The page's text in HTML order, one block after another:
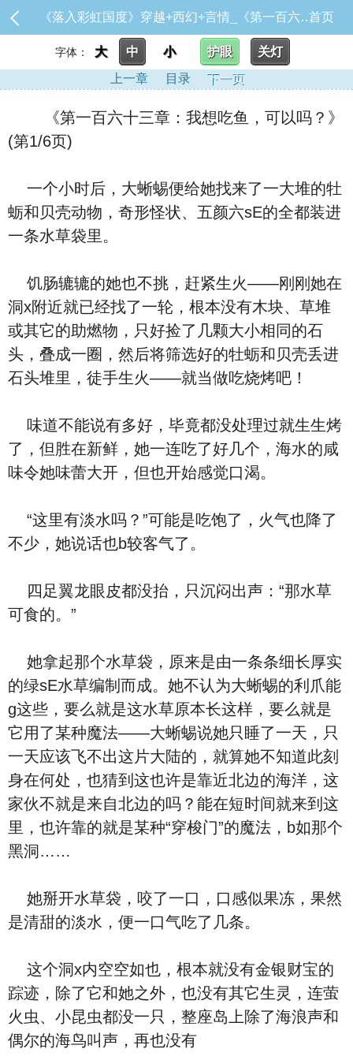
《落入彩虹国度》穿越+西幻+言情_《第一百六十三章：我想吃鱼，可以吗？》首页
字体： 大 中 小 护眼
关灯
上一章
目录 下一页
《第一百六十三章：我想吃鱼，可以吗？》
(第1/6页)
一个小时后，大蜥蜴便给她找来了一大堆的牡
蛎和贝壳动物，奇形怪状、五颜六sE的全都装进
一条水草袋里。
饥肠辘辘的她也不挑，赶紧生火——刚刚她在
洞x附近就已经找了一轮，根本没有木块、草堆
或其它的助燃物，只好捡了几颗大小相同的石
头，叠成一圈，然后将筛选好的牡蛎和贝壳丢进
石头堆里，徒手生火——就当做吃烧烤吧！
味道不能说有多好，毕竟都没处理过就生生烤
了，但胜在新鲜，她一连吃了好几个，海水的咸
味令她味蕾大开，但也开始感觉口渴。
“这里有淡水吗？”可能是吃饱了，火气也降了
不少，她说话也b较客气了。
四足翼龙眼皮都没抬，只沉闷出声：“那水草
可食的。”
她拿起那个水草袋，原来是由一条条细长厚实
的绿sE水草编制而成。她不认为大蜥蜴的利爪能
g这些，要么就是这水草原本长这样，要么就是
它用了某种魔法——大蜥蜴说她只睡了一天，只
一天应该飞不出这片大陆的，就算她不知道此刻
身在何处，也猜到这也许是靠近北边的海洋，这
家伙不就是来自北边的吗？能在短时间就来到这
里，也许靠的就是某种“穿梭门”的魔法，b如那个
黑洞……
她掰开水草袋，咬了一口，口感似果冻，果然
是清甜的淡水，便一口气吃了几条。
这个洞x内空空如也，根本就没有金银财宝的
踪迹，除了它和她之外，也没有其它生灵，连萤
火虫、小昆虫都没一只，整座岛上除了海浪声和
偶尔的海鸟叫声，再也没有